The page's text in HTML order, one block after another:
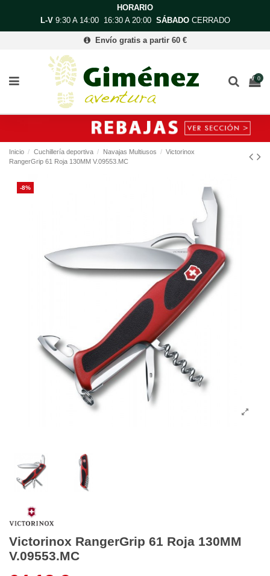
HORARIO
L-V9:30 A 14:00 16:30 A 20:00 SÁBADOCERRADO
Envío gratis a partir 60 €
0
Inicio Cuchillería deportiva Navajas Multiusos
Victorinox
RangerGrip 61 Roja 130MM V.09553.MC
-8%
Victorinox RangerGrip 61 Roja 130MM
V.09553.MC